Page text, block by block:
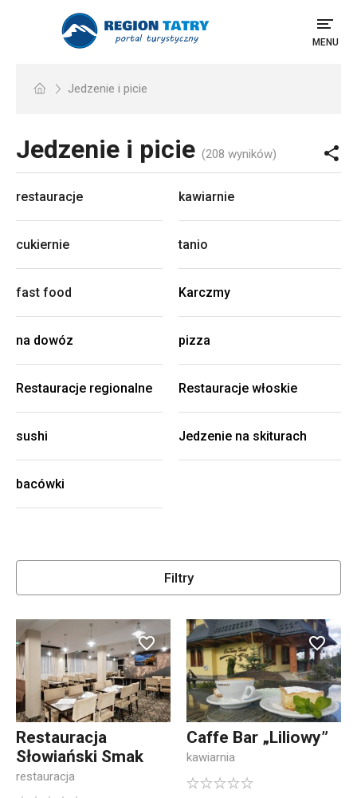
MENU
Jedzenie i picie
Jedzenie i picie (208 wyników)
restauracje kawiarnie
cukiernie tanio
fast food Karczmy
na dowóz pizza
Restauracje regionalne Restauracje włoskie
sushi Jedzenie na skiturach
bacówki
Filtry
Restauracja
Słowiański Smak
restauracja
Caffe Bar „Liliowy”
kawiarnia